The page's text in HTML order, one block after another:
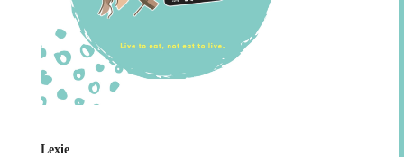
Lexie